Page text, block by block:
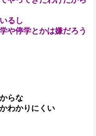
るし
や停学とかは嫌だろう
らな
わかりにくい